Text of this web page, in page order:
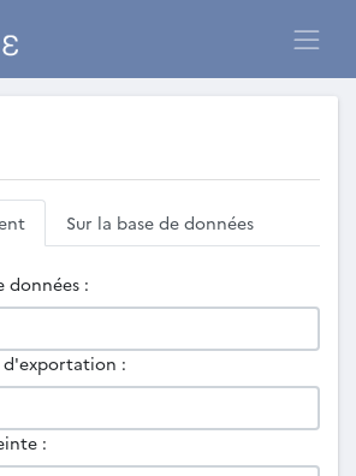
Sur la base de données
données :
:
: